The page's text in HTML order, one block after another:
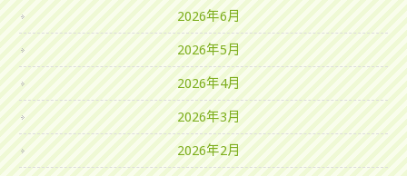
2026年6月
2026年5月
2026年4月
2026年3月
2026年2月